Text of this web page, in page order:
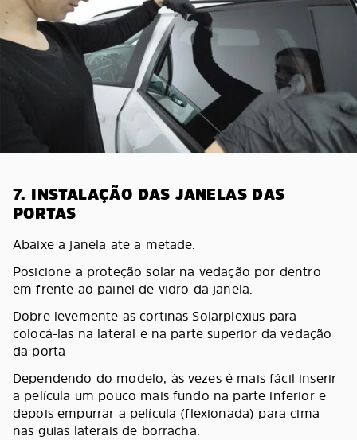
7. INSTALAÇÃO DAS JANELAS DAS
PORTAS
Abaixe a janela ate a metade.
Posicione a proteção solar na vedação por dentro
em frente ao painel de vidro da janela.
Dobre levemente as cortinas Solarplexius para
colocá-las na lateral e na parte superior da vedação
da porta
Dependendo do modelo, às vezes é mais fácil inserir
a película um pouco mais fundo na parte inferior e
depois empurrar a película (flexionada) para cima
nas guias laterais de borracha.